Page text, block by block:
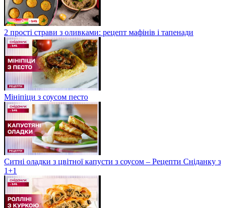
2 прості страви з оливками: рецепт мафінів і тапенади
Мініпіци з соусом песто
Ситні оладки з цвітної капусти з соусом – Рецепти Сніданку з
1+1